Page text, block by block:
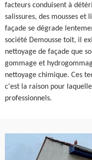
facteurs conduisent à
salissures, des mousses
façade se dégrade
société Demousse toit, il
nettoyage de façade que
gommage et
nettoyage chimique. Ces
c'est la raison pour
professionnels.